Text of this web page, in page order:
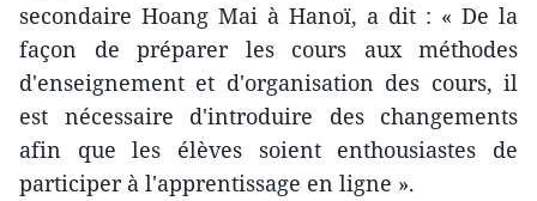
secondaire Hoang Mai à Hanoï, a dit : « De la
façon de préparer les cours aux méthodes
d'enseignement et d'organisation des cours, il
est nécessaire d'introduire des changements
afin que les élèves soient enthousiastes de
participer à l'apprentissage en ligne ».